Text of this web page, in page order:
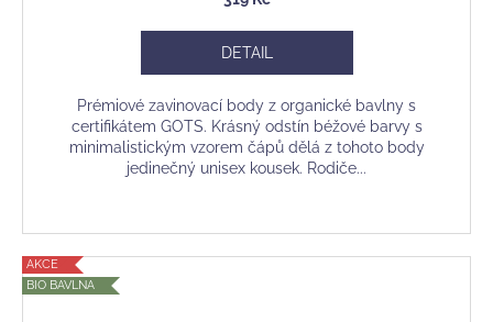
DETAIL
Prémiové zavinovací body z organické bavlny s
certifikátem GOTS. Krásný odstín béžové barvy s
minimalistickým vzorem čápů dělá z tohoto body
jedinečný unisex kousek. Rodiče...
AKCE
BIO BAVLNA